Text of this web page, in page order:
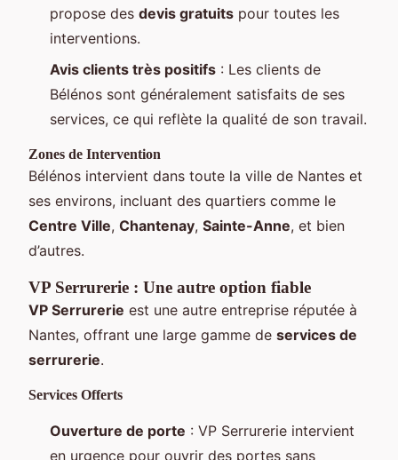
propose des devis gratuits pour toutes les
interventions.
Avis clients très positifs : Les clients de
Bélénos sont généralement satisfaits de ses
services, ce qui reflète la qualité de son travail.
Zones de Intervention
Bélénos intervient dans toute la ville de Nantes et
ses environs, incluant des quartiers comme le
Centre Ville, Chantenay, Sainte-Anne, et bien
d’autres.
VP Serrurerie : Une autre option fiable
VP Serrurerie est une autre entreprise réputée à
Nantes, offrant une large gamme de services de
serrurerie.
Services Offerts
Ouverture de porte : VP Serrurerie intervient
en urgence pour ouvrir des portes sans